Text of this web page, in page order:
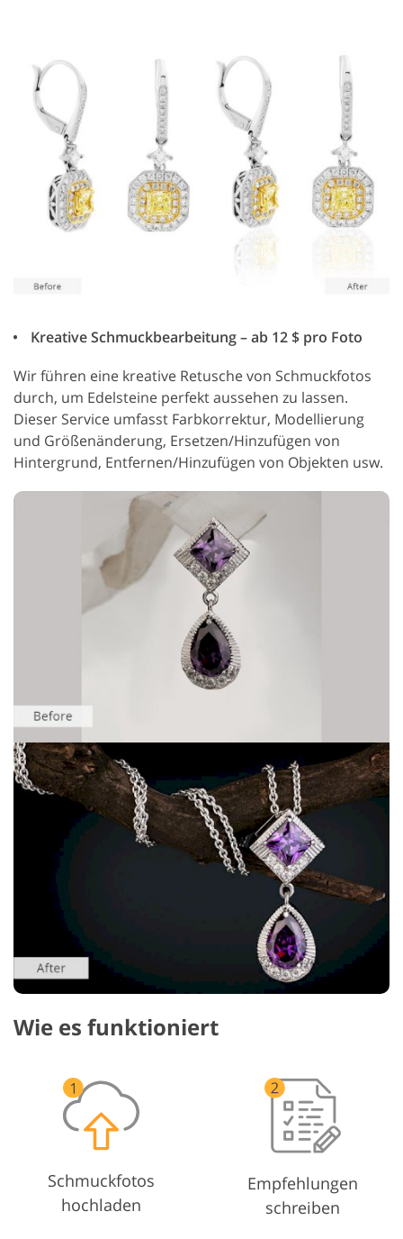
Kreative Schmuckbearbeitung – ab 12 $ pro Foto
Wir führen eine kreative Retusche von Schmuckfotos
durch, um Edelsteine perfekt aussehen zu lassen.
Dieser Service umfasst Farbkorrektur, Modellierung
und Größenänderung, Ersetzen/Hinzufügen von
Hintergrund, Entfernen/Hinzufügen von Objekten usw.
Wie es funktioniert
Schmuckfotos
hochladen
Empfehlungen
schreiben